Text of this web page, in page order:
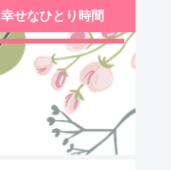
幸せなひとり時間